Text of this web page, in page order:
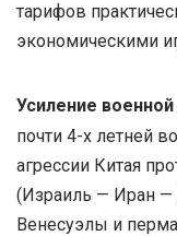
тарифов
экономическими
Усиление
почти 4-х летней
агрессии Китая
(Израиль — Иран —
Венесуэлы и